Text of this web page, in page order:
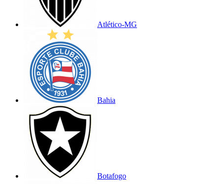
Atlético-MG
Bahia
Botafogo